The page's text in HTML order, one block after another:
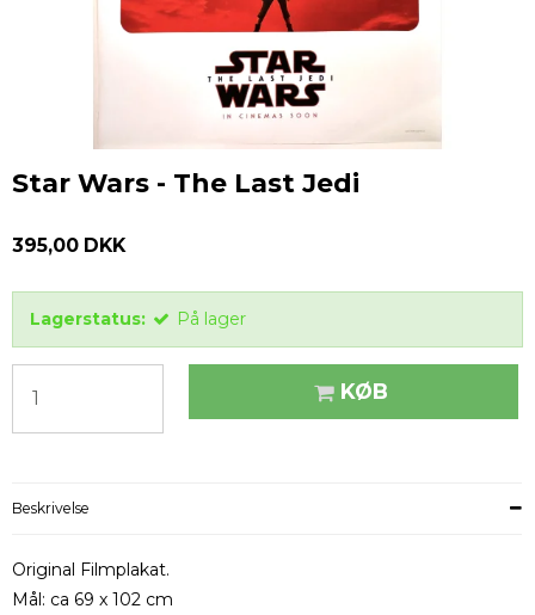
Star Wars - The Last Jedi
395,00 DKK
Lagerstatus: På lager
KØB
Beskrivelse
Original Filmplakat.
Mål: ca 69 x 102 cm